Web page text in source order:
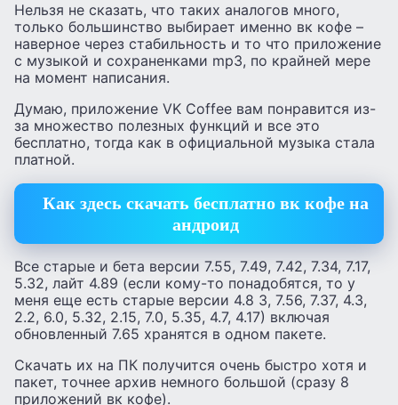
Нельзя не сказать, что таких аналогов много,
только большинство выбирает именно вк кофе –
наверное через стабильность и то что приложение
с музыкой и сохраненками mp3, по крайней мере
на момент написания.
Думаю, приложение VK Coffee вам понравится из-
за множество полезных функций и все это
бесплатно, тогда как в официальной музыка стала
платной.
Как здесь скачать бесплатно вк кофе на
андроид
Все старые и бета версии 7.55, 7.49, 7.42, 7.34, 7.17,
5.32, лайт 4.89 (если кому-то понадобятся, то у
меня еще есть старые версии 4.8 3, 7.56, 7.37, 4.3,
2.2, 6.0, 5.32, 2.15, 7.0, 5.35, 4.7, 4.17) включая
обновленный 7.65 хранятся в одном пакете.
Скачать их на ПК получится очень быстро хотя и
пакет, точнее архив немного большой (сразу 8
приложений вк кофе).